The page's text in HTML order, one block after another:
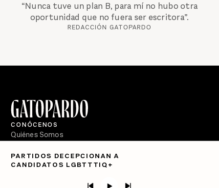
“Nunca tuve un plan B, para mí no hubo otra
oportunidad que no fuera ser escritora”.
REDACCIÓN GATOPARDO
PARTIDOS DECEPCIONAN A
CANDIDATOS LGBTTTIQ+
CONÓCENOS
Quiénes Somos
PÓDCASTS